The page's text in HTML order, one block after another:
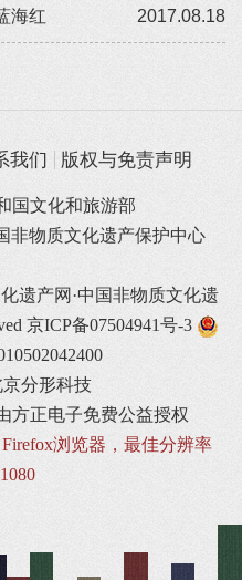
2017.08.18
海红
我们 版权与免责声明
国文化和旅游部
非物质文化遗产保护中心
遗产网·中国非物质文化遗
京ICP备07504941号-3
分形科技
方正电子免费公益授权
浏览器，最佳分辨率